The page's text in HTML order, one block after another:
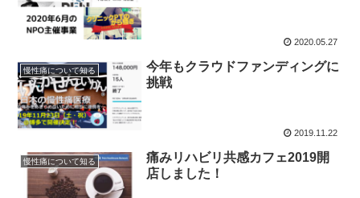
2020.05.27
慢性痛について知る
今年もクラウドファンディングに
挑戦
2019.11.22
慢性痛について知る
痛みリハビリ共感カフェ2019開
店しました！